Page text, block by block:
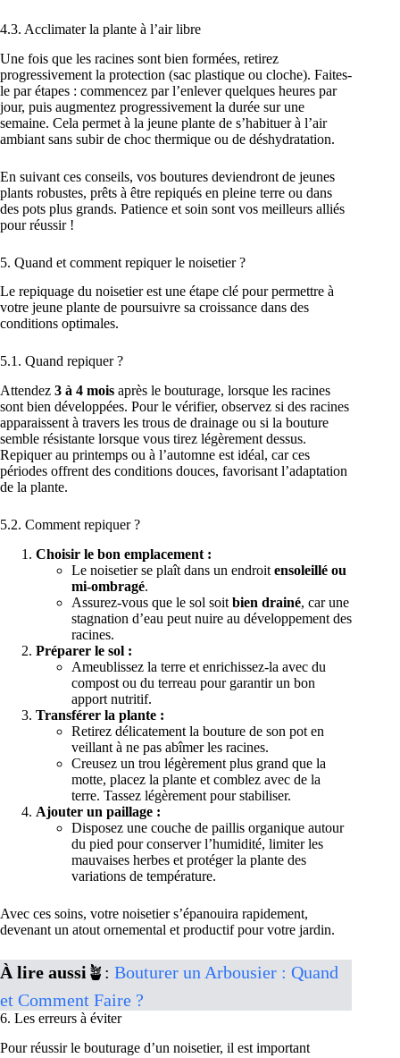
4.3. Acclimater la plante à l’air libre
Une fois que les racines sont bien formées, retirez
progressivement la protection (sac plastique ou cloche). Faites-
le par étapes : commencez par l’enlever quelques heures par
jour, puis augmentez progressivement la durée sur une
semaine. Cela permet à la jeune plante de s’habituer à l’air
ambiant sans subir de choc thermique ou de déshydratation.
En suivant ces conseils, vos boutures deviendront de jeunes
plants robustes, prêts à être repiqués en pleine terre ou dans
des pots plus grands. Patience et soin sont vos meilleurs alliés
pour réussir !
5. Quand et comment repiquer le noisetier ?
Le repiquage du noisetier est une étape clé pour permettre à
votre jeune plante de poursuivre sa croissance dans des
conditions optimales.
5.1. Quand repiquer ?
Attendez 3 à 4 mois après le bouturage, lorsque les racines
sont bien développées. Pour le vérifier, observez si des racines
apparaissent à travers les trous de drainage ou si la bouture
semble résistante lorsque vous tirez légèrement dessus.
Repiquer au printemps ou à l’automne est idéal, car ces
périodes offrent des conditions douces, favorisant l’adaptation
de la plante.
5.2. Comment repiquer ?
Choisir le bon emplacement :
Le noisetier se plaît dans un endroit ensoleillé ou
mi-ombragé.
Assurez-vous que le sol soit bien drainé, car une
stagnation d’eau peut nuire au développement des
racines.
Préparer le sol :
Ameublissez la terre et enrichissez-la avec du
compost ou du terreau pour garantir un bon
apport nutritif.
Transférer la plante :
Retirez délicatement la bouture de son pot en
veillant à ne pas abîmer les racines.
Creusez un trou légèrement plus grand que la
motte, placez la plante et comblez avec de la
terre. Tassez légèrement pour stabiliser.
Ajouter un paillage :
Disposez une couche de paillis organique autour
du pied pour conserver l’humidité, limiter les
mauvaises herbes et protéger la plante des
variations de température.
Avec ces soins, votre noisetier s’épanouira rapidement,
devenant un atout ornemental et productif pour votre jardin.
À lire aussi 🪴: Bouturer un Arbousier : Quand
et Comment Faire ?
6. Les erreurs à éviter
Pour réussir le bouturage d’un noisetier, il est important